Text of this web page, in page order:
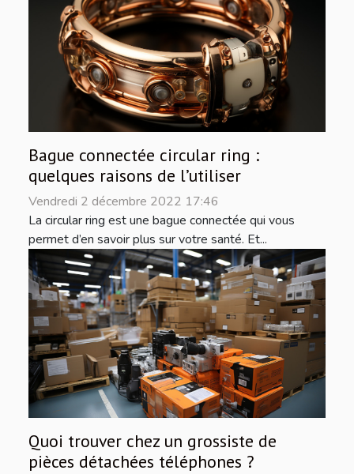
Bague connectée circular ring :
quelques raisons de l’utiliser
Vendredi 2 décembre 2022 17:46
La circular ring est une bague connectée qui vous
permet d’en savoir plus sur votre santé. Et...
Quoi trouver chez un grossiste de
pièces détachées téléphones ?